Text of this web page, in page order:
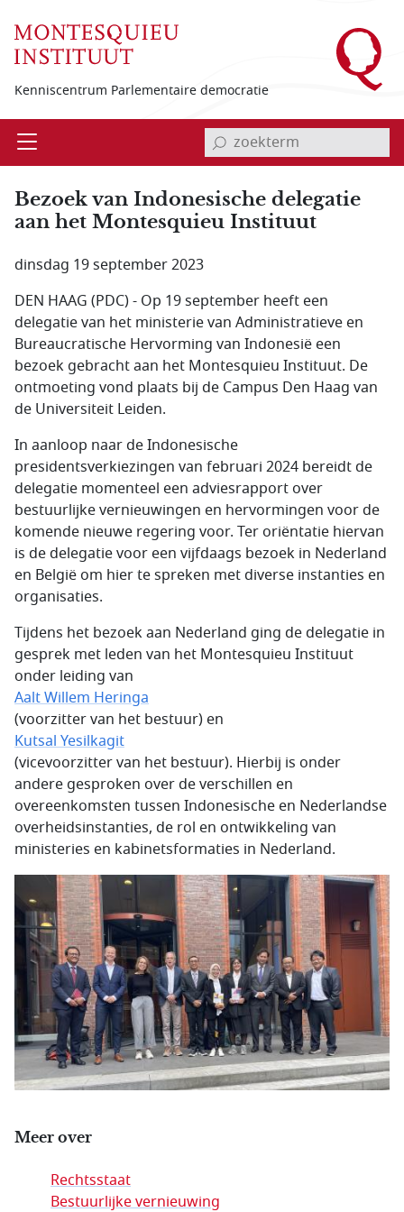
Kenniscentrum Parlementaire democratie
Open invoerveld zoekterm
Bezoek van Indonesische delegatie
aan het Montesquieu Instituut
dinsdag 19 september 2023
DEN HAAG (PDC) - Op 19 september heeft een
delegatie van het ministerie van Administratieve en
Bureaucratische Hervorming van Indonesië een
bezoek gebracht aan het Montesquieu Instituut. De
ontmoeting vond plaats bij de Campus Den Haag van
de Universiteit Leiden.
In aanloop naar de Indonesische
presidentsverkiezingen van februari 2024 bereidt de
delegatie momenteel een adviesrapport over
bestuurlijke vernieuwingen en hervormingen voor de
komende nieuwe regering voor. Ter oriëntatie hiervan
is de delegatie voor een vijfdaags bezoek in Nederland
en België om hier te spreken met diverse instanties en
organisaties.
Tijdens het bezoek aan Nederland ging de delegatie in
gesprek met leden van het Montesquieu Instituut
onder leiding van
Aalt Willem Heringa
(voorzitter van het bestuur) en
Kutsal Yesilkagit
(vicevoorzitter van het bestuur). Hierbij is onder
andere gesproken over de verschillen en
overeenkomsten tussen Indonesische en Nederlandse
overheidsinstanties, de rol en ontwikkeling van
ministeries en kabinetsformaties in Nederland.
Meer over
Rechtsstaat
Bestuurlijke vernieuwing